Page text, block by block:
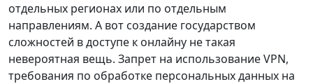
отдельных регионах или по отдельным
направлениям. А вот создание государством
сложностей в доступе к онлайну не такая
невероятная вещь. Запрет на использование VPN,
требования по обработке персональных данных на